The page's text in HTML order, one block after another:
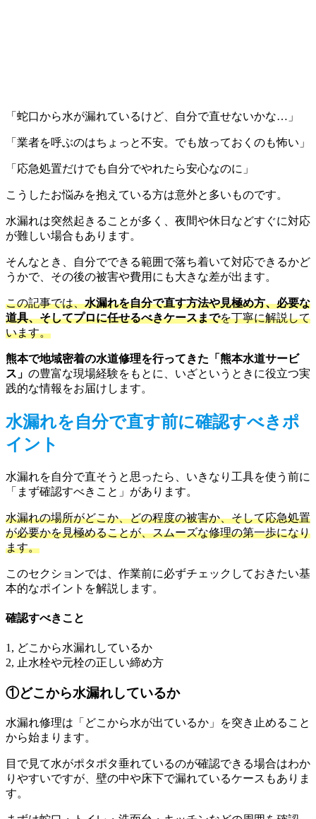
「蛇口から水が漏れているけど、自分で直せないかな…」
「業者を呼ぶのはちょっと不安。でも放っておくのも怖い」
「応急処置だけでも自分でやれたら安心なのに」
こうしたお悩みを抱えている方は意外と多いものです。
水漏れは突然起きることが多く、夜間や休日などすぐに対応
が難しい場合もあります。
そんなとき、自分でできる範囲で落ち着いて対応できるかど
うかで、その後の被害や費用にも大きな差が出ます。
この記事では、水漏れを自分で直す方法や見極め方、必要な
道具、そしてプロに任せるべきケースまでを丁寧に解説して
います。
熊本で地域密着の水道修理を行ってきた「熊本水道サービ
ス」 の豊富な現場経験をもとに、いざというときに役立つ実
践的な情報をお届けします。
水漏れを自分で直す前に確認すべきポ
イント
水漏れを自分で直そうと思ったら、いきなり工具を使う前に
「まず確認すべきこと」があります。
水漏れの場所がどこか、どの程度の被害か、そして応急処置
が必要かを見極めることが、スムーズな修理の第一歩になり
ます。
このセクションでは、作業前に必ずチェックしておきたい基
本的なポイントを解説します。
確認すべきこと
1, どこから水漏れしているか
2, 止水栓や元栓の正しい締め方
①どこから水漏れしているか
水漏れ修理は「どこから水が出ているか」を突き止めること
から始まります。
目で見て水がポタポタ垂れているのが確認できる場合はわか
りやすいですが、壁の中や床下で漏れているケースもありま
す。